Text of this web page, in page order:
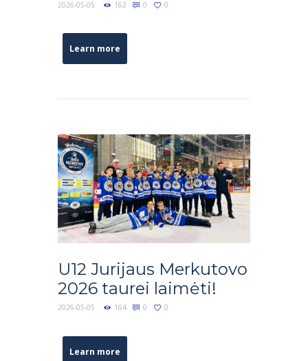
2026-05-05 162 0 0
Learn more
U12 Jurijaus Merkutovo
2026 taurei laimėti!
2026-05-05 164 0 0
Learn more